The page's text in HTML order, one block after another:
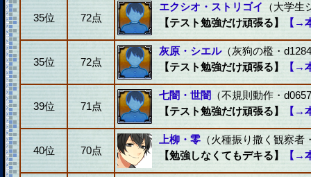
35位 72点
エクシオ・ストリゴイ
（大学
【テスト勉強だけ頑張る】
【→
35位 72点
灰原・シエル（灰狗の檻・
【テスト勉強だけ頑張る】
【→
39位 71点
七闇・世闇
（不規則動作・
【テスト勉強だけ頑張る】
【→
40位 70点
上柳・零 （火種振り撒く観察者
【勉強しなくてもデキる】
【→